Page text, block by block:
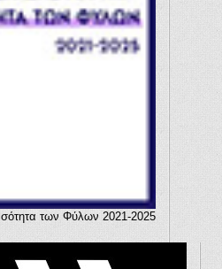
των Φύλων 2021-2025